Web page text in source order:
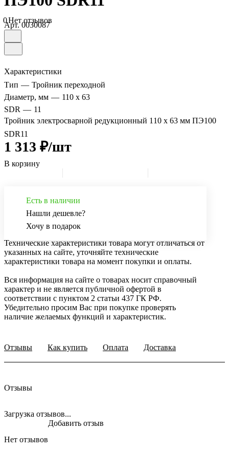
0Нет отзывов
Арт.0030087
Характеристики
Тип — Тройник переходной
Диаметр, мм — 110 х 63
SDR — 11
Тройник электросварной редукционный 110 х 63 мм ПЭ100
SDR11
1 313 ₽/шт
В корзину
Есть в наличии
Нашли дешевле?
Хочу в подарок
Технические характеристики товара могут отличаться от
указанных на сайте, уточняйте технические
характеристики товара на момент покупки и оплаты.
Вся информация на сайте о товарах носит справочный
характер и не является публичной офертой в
соответствии с пунктом 2 статьи 437 ГК РФ.
Убедительно просим Вас при покупке проверять
наличие желаемых функций и характеристик.
Отзывы Как купить Оплата Доставка
Отзывы
Загрузка отзывов...
Нет отзывов
Добавить отзыв